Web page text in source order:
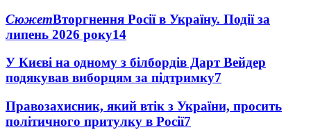
СюжетВторгнення Росії в Україну. Події за
липень 2026 року14
У Києві на одному з білбордів Дарт Вейдер
подякував виборцям за підтримку7
Правозахисник, який втік з України, просить
політичного притулку в Росії7